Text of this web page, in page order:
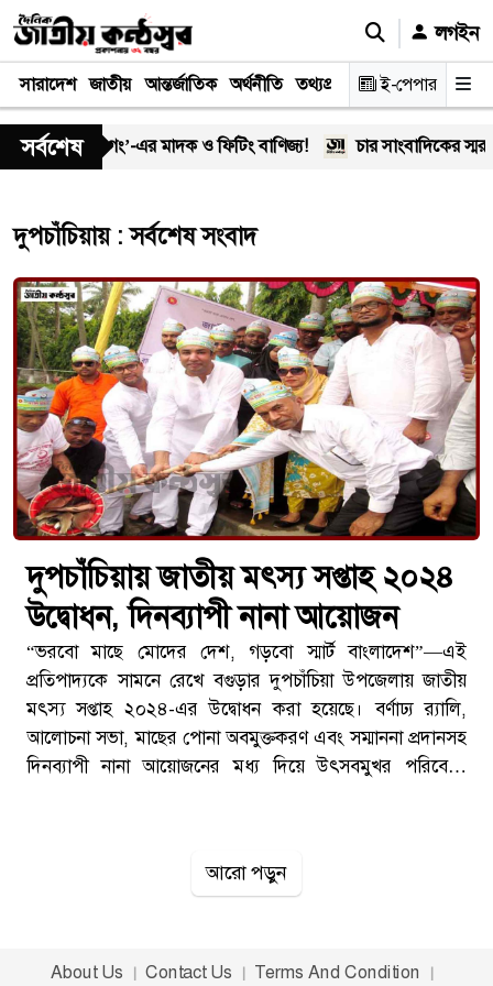
লগইন
সারাদেশ জাতীয় আন্তর্জাতিক অর্থনীতি তথ্যপ্রযুক্তি স্বাস্থ্য আইন-
ই-পেপার
সর্বশেষ
‘অসীম-গং’-এর মাদক ও ফিটিং বাণিজ্য! চার সাংবাদিকের
দুপচাঁচিয়ায় : সর্বশেষ সংবাদ
দুপচাঁচিয়ায় জাতীয় মৎস্য সপ্তাহ ২০২৪
উদ্বোধন, দিনব্যাপী নানা আয়োজন
“ভরবো মাছে মোদের দেশ, গড়বো স্মার্ট বাংলাদেশ”—এই
প্রতিপাদ্যকে সামনে রেখে বগুড়ার দুপচাঁচিয়া উপজেলায় জাতীয়
মৎস্য সপ্তাহ ২০২৪-এর উদ্বোধন করা হয়েছে। বর্ণাঢ্য র‍্যালি,
আলোচনা সভা, মাছের পোনা অবমুক্তকরণ এবং সম্মাননা প্রদানসহ
দিনব্যাপী নানা আয়োজনের মধ্য দিয়ে উৎসবমুখর পরিবেশে
(আদমদীঘি-দুপচাঁচিয়া) আসনের সংসদ সদস্য খাঁন মুহাম্মদ
উৎপাদন আরও বৃদ্ধি করা এবং এই খাতকে টেকসই উন্নয়নের
আরো পড়ুন
About Us Contact Us Terms And Condition